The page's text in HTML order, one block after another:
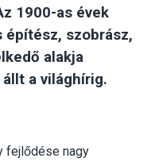
1900-as évek
építész, szobrász,
alakja
a világhírig.
fejlődése nagy